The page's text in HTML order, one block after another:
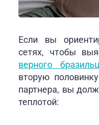
Если вы
сетях, чтобы
верного
вторую
партнера, вы
теплотой: